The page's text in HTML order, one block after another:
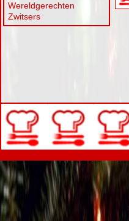
Wereldgerechten
Zwitsers